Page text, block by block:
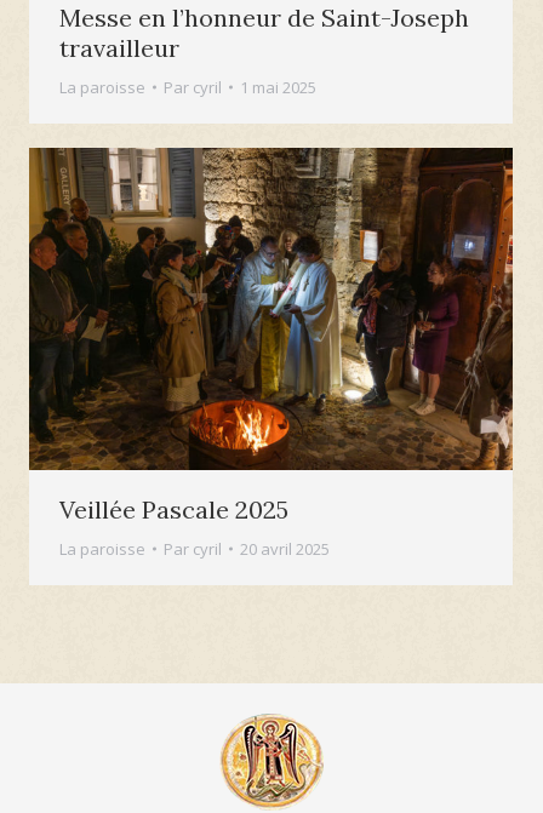
Messe en l’honneur de Saint-Joseph
travailleur
La paroisse Par cyril 1 mai 2025
Veillée Pascale 2025
La paroisse Par cyril 20 avril 2025